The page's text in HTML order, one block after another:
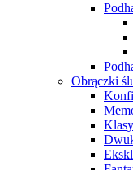
Obrączki